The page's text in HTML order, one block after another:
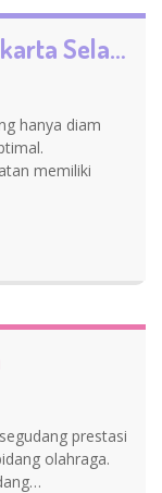
Prestasi SD Hang Tuah 3 Jakarta Selatan
hanya diam
memiliki
prestasi
olahraga.